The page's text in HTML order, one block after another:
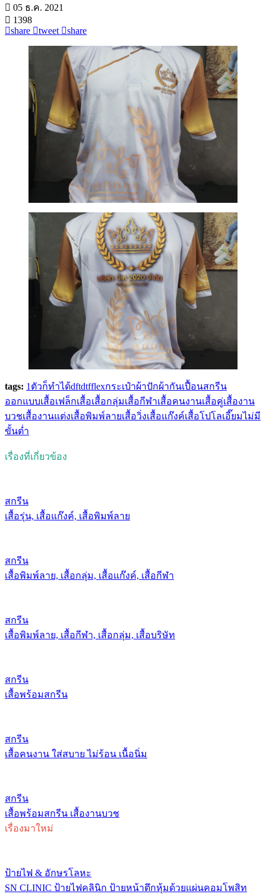
05 ธ.ค. 2021
1398
share
tweet share
tags: 1ตัวก็ทำได้dftdtfflexกระเป๋าผ้าปักผ้ากันเปื้อนสกรีน
ออกแบบเสื้อเฟล็กเสื้อเสื้อกลุ่มเสื้อกีฬาเสื้อคนงานเสื้อคู่เสื้องาน
บวชเสื้องานแต่งเสื้อพิมพ์ลายเสื้อวิ่งเสื้อแก๊งค์เสื้อโปโลเอี๊ยมไม่มี
ขั้นต่ำ
เรื่องที่เกี่ยวข้อง
สกรีน
เสื้อรุ่น, เสื้อแก๊งค์, เสื้อพิมพ์ลาย
สกรีน
เสื้อพิมพ์ลาย, เสื้อกลุ่ม, เสื้อแก๊งค์, เสื้อกีฬา
สกรีน
เสื้อพิมพ์ลาย, เสื้อกีฬา, เสื้อกลุ่ม, เสื้อบริษัท
สกรีน
เสื้อพร้อมสกรีน
สกรีน
เสื้อคนงาน ใส่สบาย ไม่ร้อน เนื้อนิ่ม
สกรีน
เสื้อพร้อมสกรีน เสื้องานบวช
เรื่องมาใหม่
ป้ายไฟ & อักษรโลหะ
SN CLINIC ป้ายไฟคลินิก ป้ายหน้าตึกหุ้มด้วยแผ่นคอมโพสิท